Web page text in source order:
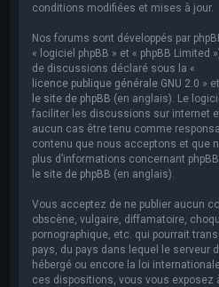
conditions modifiées et mises à jour.
Nos forums sont développés par
« logiciel phpBB » et « phpBB Limited
de discussions déclaré sous la «
licence publique générale GNU 2.0 »
le site de phpBB (en anglais). Le
faciliter les discussions sur internet
aucun cas être tenu comme
contenu que nous acceptons et que
plus d’informations concernant
le site de phpBB (en anglais).
Vous acceptez de ne publier aucun
obscène, vulgaire, diffamatoire,
pornographique, etc. qui pourrait
pays, du pays dans lequel le serveur
hébergé ou encore la loi
ces dispositions, vous vous exposez